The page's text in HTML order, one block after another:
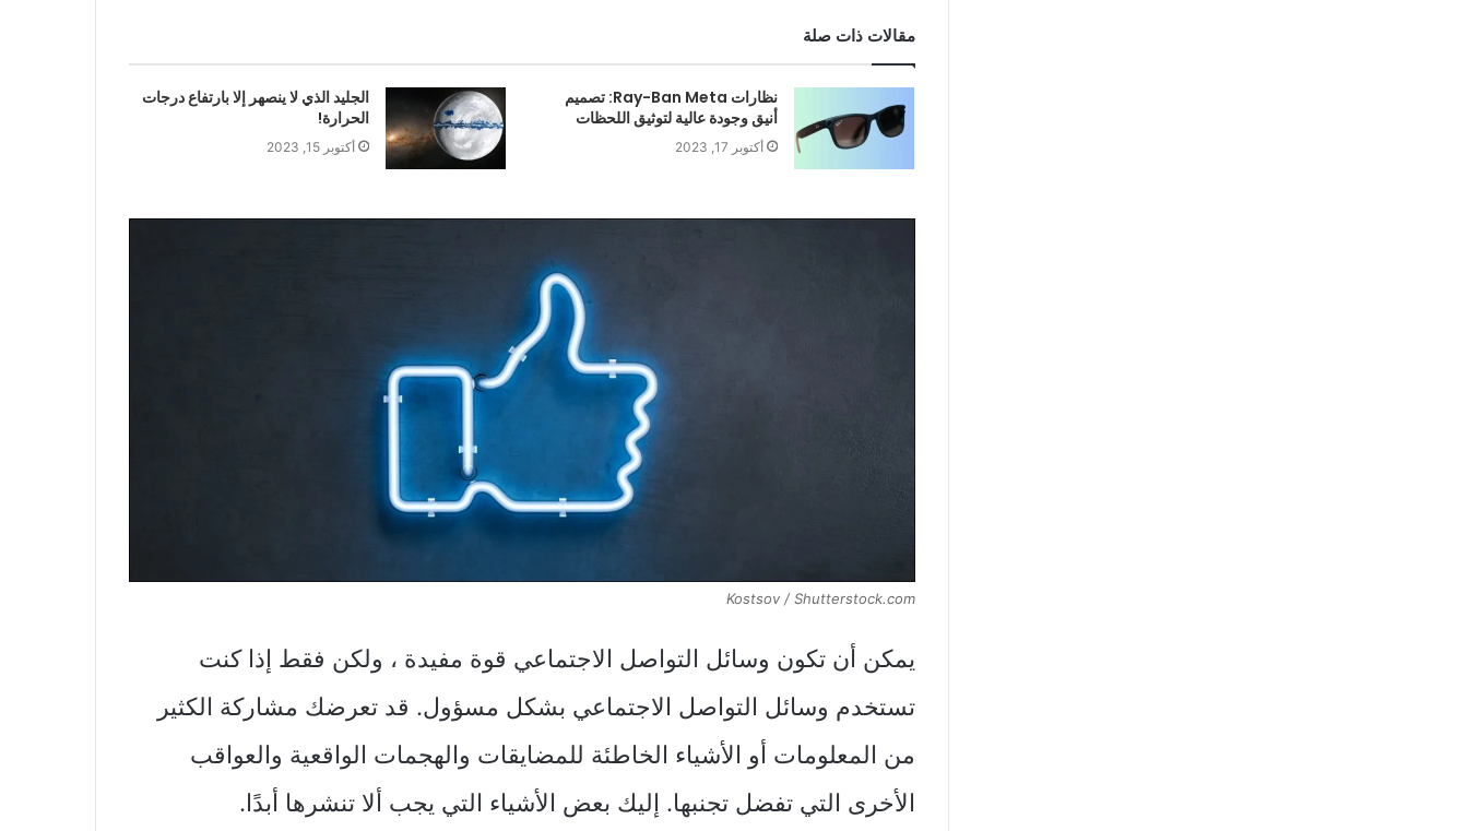
مقالات ذات صلة
نظارات Ray-Ban Meta: تصميم
أنيق وجودة عالية لتوثيق اللحظات
أكتوبر 17, 2023
الجليد الذي لا ينصهر إلا بارتفاع درجات
الحرارة!
أكتوبر 15, 2023
Kostsov / Shutterstock.com
يمكن أن تكون وسائل التواصل الاجتماعي قوة مفيدة ، ولكن فقط إذا كنت
تستخدم وسائل التواصل الاجتماعي بشكل مسؤول. قد تعرضك مشاركة الكثير
من المعلومات أو الأشياء الخاطئة للمضايقات والهجمات الواقعية والعواقب
الأخرى التي تفضل تجنبها. إليك بعض الأشياء التي يجب ألا تنشرها أبدًا.